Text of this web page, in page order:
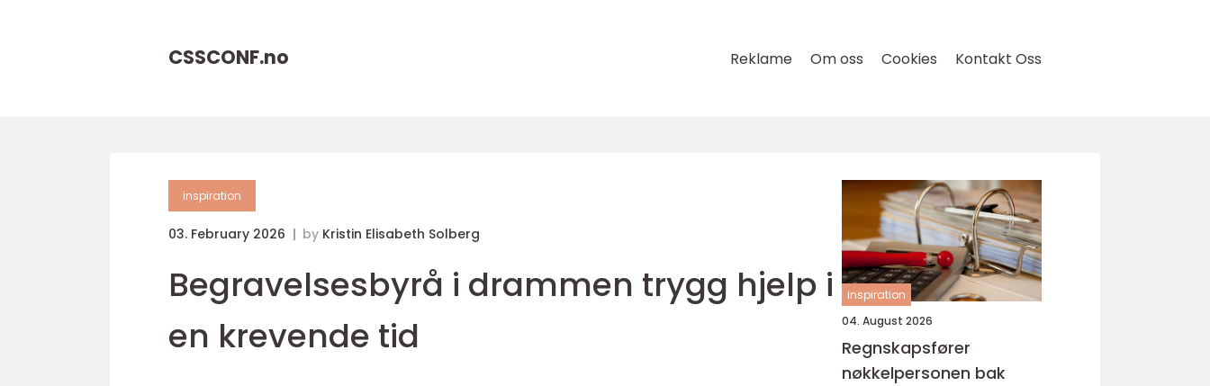
CSSCONF.no Reklame Om oss Cookies Kontakt Oss
inspiration
03. February 2026 by Kristin Elisabeth Solberg
Begravelsesbyrå i drammen trygg hjelp i
en krevende tid
inspiration
04. August 2026
Regnskapsfører
nøkkelpersonen bak